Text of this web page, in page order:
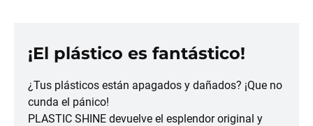
¡El plástico es fantástico!
¿Tus plásticos están apagados y dañados? ¡Que no
cunda el pánico!
PLASTIC SHINE devuelve el esplendor original y